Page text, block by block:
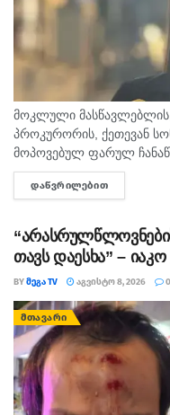
მოკლული მასწავლებლის,
პროკურორის, ქეთევან
მოპოვებულ ფარულ
ვალერ იმნაძის,
გაბაშვილის მიერ
ᲓᲐᲬᲕᲠᲘᲚᲔᲑᲘᲗ
თავს დაესხა” –
BYᲛᲔᲒᲐ TV ᲐᲒᲕᲘᲡᲢᲝ 8, 2026 0
ᲛᲗᲐᲕᲐᲠᲘ